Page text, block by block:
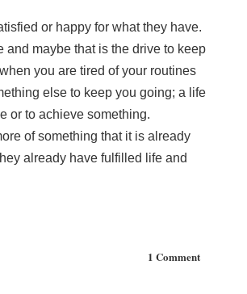
or happy for what they have.
maybe that is the drive to keep
you are tired of your routines
else to keep you going; a life
or to achieve something.
of something that it is already
already have fulfilled life and
1 Comment